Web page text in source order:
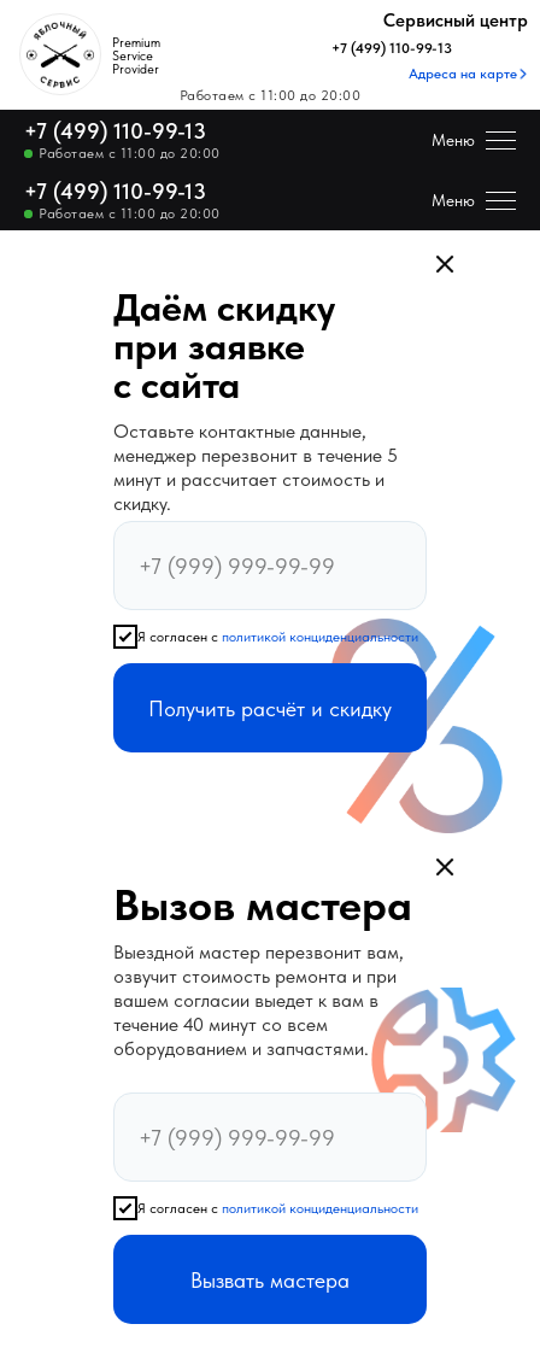
+7 (499) 110-99-13
Работаем с 11:00 до 20:00
Сервисный центр
Адреса на карте
Premium
Service
Provider
Цены на ремонт
Купить технику Apple
+7 (499) 110-99-13
Работаем с 11:00 до 20:00
Меню
+7 (499) 110-99-13
Работаем с 11:00 до 20:00
Меню
Даём скидку
при заявке
с сайта
Оставьте контактные данные,
менеджер перезвонит в течение 5
минут и рассчитает стоимость и
скидку.
Я согласен с политикой конциденциальности
Получить расчёт и скидку
Вызов мастера
Выездной мастер перезвонит вам,
озвучит стоимость ремонта и при
вашем согласии выедет к вам в
течение 40 минут со всем
оборудованием и запчастями.
Я согласен с политикой конциденциальности
Вызвать мастера